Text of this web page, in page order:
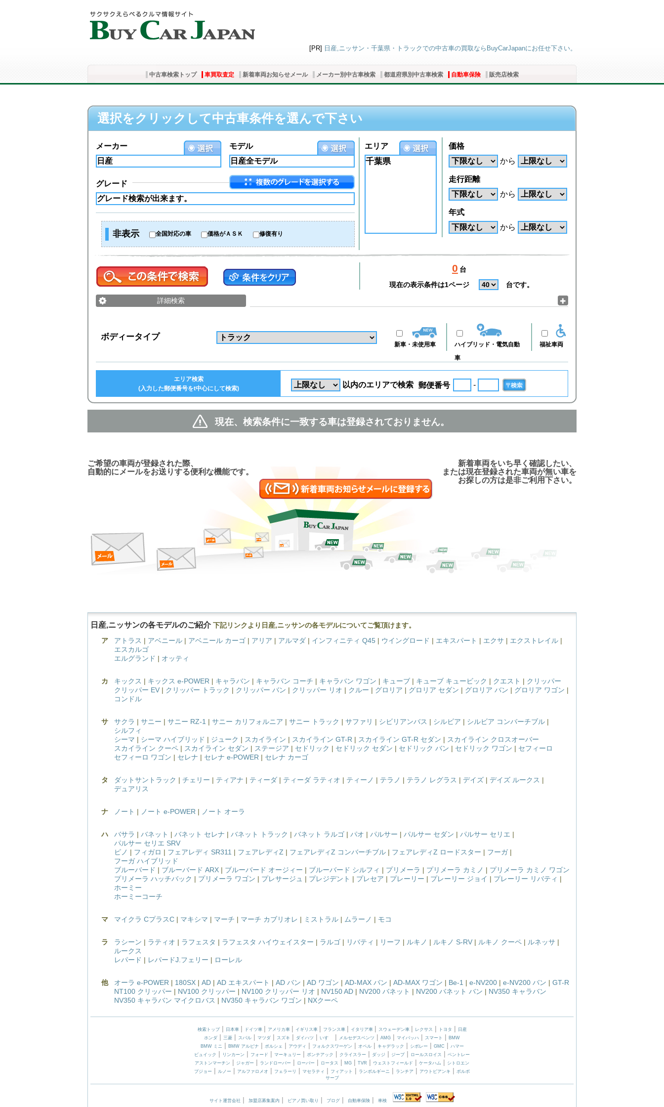
[PR] 日産,ニッサン・千葉県・トラックでの中古車の買取ならBuyCarJapanにお任せ下さい。
中古車検索トップ 車買取査定 新着車両お知らせメール メーカー別中古車検索 都道府県別中古車検索 自動車保険 販売店検索
選択をクリックして中古車条件を選んで下さい
モデル
メーカー
グレード
非表示 全国対応の車 価格がＡＳＫ 修復有り
エリア
千葉県
価格
から
走行距離
から
年式
から
0 台
現在の表示条件は1ページ
台です。
詳細検索
福祉車両
ハイブリッド・電気自動
車
新車・未使用車
ボディータイプ
以内のエリアで検索 郵便番号 -
エリア検索
(入力した郵便番号をt中心にして検索)
現在、検索条件に一致する車は登録されておりません。
新着車両をいち早く確認したい、
または現在登録された車両が無い車を
お探しの方は是非ご利用下さい。
ご希望の車両が登録された際、
自動的にメールをお送りする便利な機能です。
日産,ニッサンの各モデルのご紹介 下記リンクより日産,ニッサンの各モデルについてご覧頂けます。
ア
アトラス | アベニール | アベニール カーゴ | アリア | アルマダ | インフィニティ Q45 | ウイングロード | エキスパート | エクサ | エクストレイル |
エスカルゴ
エルグランド | オッティ
カ キックス | キックス e-POWER | キャラバン | キャラバン コーチ | キャラバン ワゴン | キューブ | キューブ キュービック | クエスト | クリッパー
クリッパー EV | クリッパー トラック | クリッパー バン | クリッパー リオ | クルー | グロリア | グロリア セダン | グロリア バン | グロリア ワゴン |
コンドル
サ サクラ | サニー | サニー RZ-1 | サニー カリフォルニア | サニー トラック | サファリ | シビリアンバス | シルビア | シルビア コンバーチブル |
シルフィ
シーマ | シーマ ハイブリッド | ジューク | スカイライン | スカイライン GT-R | スカイライン GT-R セダン | スカイライン クロスオーバー
スカイライン クーペ | スカイライン セダン | ステージア | セドリック | セドリック セダン | セドリック バン | セドリック ワゴン | セフィーロ
セフィーロ ワゴン | セレナ | セレナ e-POWER | セレナ カーゴ
タ ダットサントラック | チェリー | ティアナ | ティーダ | ティーダ ラティオ | ティーノ | テラノ | テラノ レグラス | デイズ | デイズ ルークス |
デュアリス
ナ ノート | ノート e-POWER | ノート オーラ
ハ バサラ | バネット | バネット セレナ | バネット トラック | バネット ラルゴ | パオ | パルサー | パルサー セダン | パルサー セリエ |
パルサー セリエ SRV
ピノ | フィガロ | フェアレディ SR311 | フェアレディZ | フェアレディZ コンバーチブル | フェアレディZ ロードスター | フーガ|
フーガ ハイブリッド
ブルーバード | ブルーバード ARX | ブルーバード オージィー | ブルーバード シルフィ | プリメーラ | プリメーラ カミノ | プリメーラ カミノ ワゴン
プリメーラ ハッチバック | プリメーラ ワゴン | プレサージュ | プレジデント | プレセア | プレーリー | プレーリー ジョイ | プレーリー リバティ |
ホーミー
ホーミーコーチ
マ マイクラ CプラスC | マキシマ | マーチ | マーチ カブリオレ | ミストラル | ムラーノ | モコ
ラ ラシーン | ラティオ | ラフェスタ | ラフェスタ ハイウェイスター | ラルゴ | リバティ | リーフ | ルキノ | ルキノ S-RV | ルキノ クーペ | ルネッサ |
ルークス
レパード | レパードJ.フェリー | ローレル
他 オーラ e-POWER | 180SX | AD | AD エキスパート | AD バン | AD ワゴン | AD-MAX バン | AD-MAX ワゴン | Be-1 | e-NV200 | e-NV200 バン | GT-R
NT100 クリッパー | NV100 クリッパー | NV100 クリッパー リオ | NV150 AD | NV200 バネット | NV200 バネット バン | NV350 キャラバン
NV350 キャラバン マイクロバス | NV350 キャラバン ワゴン | NXクーペ
検索トップ| 日本車 | ドイツ車 | アメリカ車 | イギリス車 | フランス車 | イタリア車 | スウェーデン車 | レクサス | トヨタ |
日産
ホンダ | 三菱 | スバル | マツダ | スズキ | ダイハツ | いすゞ | メルセデスベンツ | AMG | マイバッハ | スマート | BMW
BMW ミニ | BMW アルピナ | ポルシェ | アウディ | フォルクスワーゲン | オペル| キャデラック | シボレー| GMC | ハマー
ビュイック | リンカーン | フォード | マーキュリー | ポンテアック | クライスラー | ダッジ | ジープ| ロールスロイス | ベントレー
アストンマーチン | ジャガー | ランドローバー | ローバー | ロータス | MG | TVR | ウェストフィールド | ケータハム | シトロエン
プジョー | ルノー | アルファロメオ | フェラーリ | マセラティ | フィアット | ランボルギーニ | ランチア | アウトビアンキ | ボルボ
サーブ
サイト運営会社 | 加盟店募集案内 | ピアノ買い取り | ブログ| 自動車保険| 車検